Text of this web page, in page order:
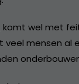
komt wel met
veel mensen al